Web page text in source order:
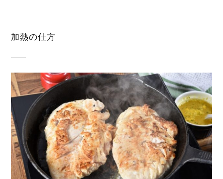
加熱の仕方